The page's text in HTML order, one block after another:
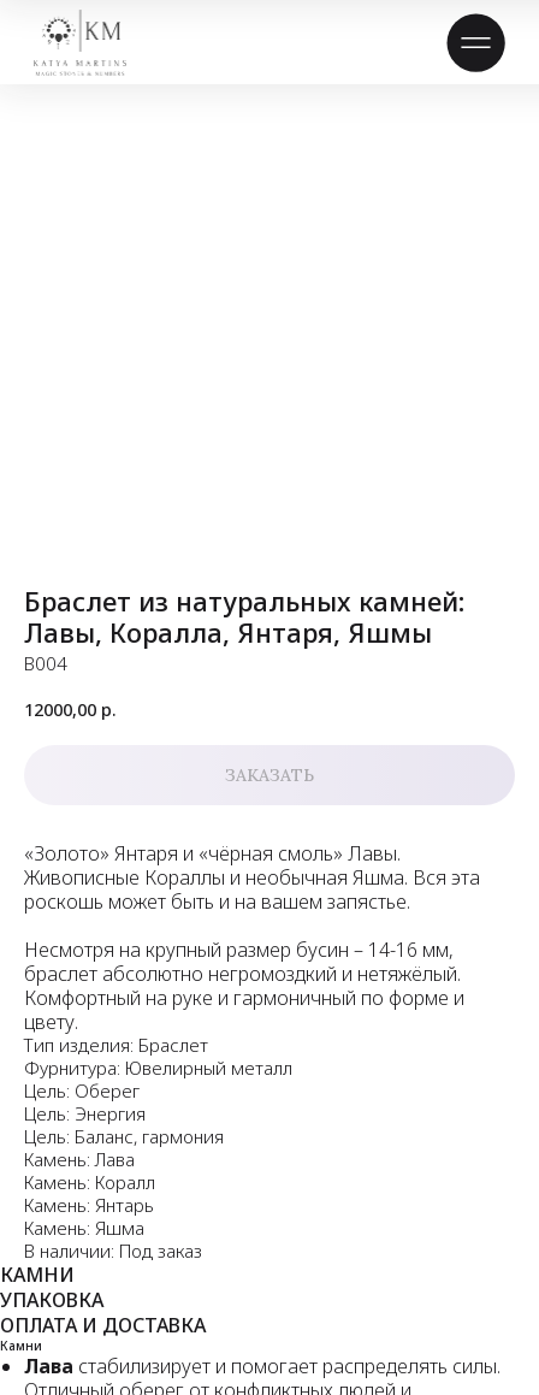
Браслет из натуральных камней:
Лавы, Коралла, Янтаря, Яшмы
B004
12000,00 р.
ЗАКАЗАТЬ
«Золото» Янтаря и «чёрная смоль» Лавы.
Живописные Кораллы и необычная Яшма. Вся эта
роскошь может быть и на вашем запястье.
Несмотря на крупный размер бусин – 14-16 мм,
браслет абсолютно негромоздкий и нетяжёлый.
Комфортный на руке и гармоничный по форме и
цвету.
Тип изделия: Браслет
Фурнитура: Ювелирный металл
Цель: Оберег
Цель: Энергия
Цель: Баланс, гармония
Камень: Лава
Камень: Коралл
Камень: Янтарь
Камень: Яшма
В наличии: Под заказ
КАМНИ
УПАКОВКА
ОПЛАТА И ДОСТАВКА
Камни
Лава стабилизирует и помогает распределять силы.